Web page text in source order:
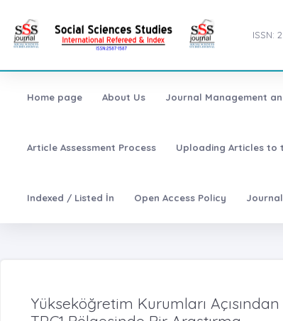
ISSN:
Home page About Us Journal Management
Article Assessment Process Uploading Articles to
Indexed / Listed İn Open Access Policy
Yükseköğretim Kurumları